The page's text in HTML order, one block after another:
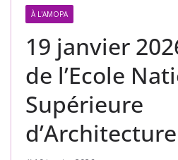
À L'AMOPA
19 janvier
de l’Ecole
Supérieure